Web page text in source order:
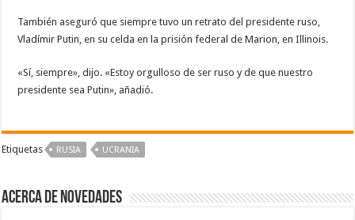
También aseguró que siempre tuvo un retrato del presidente ruso,
Vladímir Putin, en su celda en la prisión federal de Marion, en Illinois.
«Sí, siempre», dijo. «Estoy orgulloso de ser ruso y de que nuestro
presidente sea Putin», añadió.
Etiquetas RUSIA UCRANIA
Acerca de NOVEDADES